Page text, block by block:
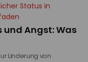
Status in
und Angst: Was
Linderung von